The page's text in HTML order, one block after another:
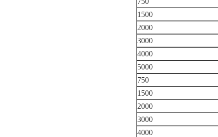
1500
2000
3000
4000
5000
750
1500
2000
3000
4000